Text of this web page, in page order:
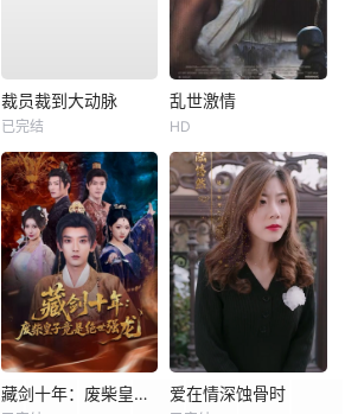
裁员裁到大动脉
已完结
乱世激情
HD
藏剑十年：废柴皇子竟是绝世强龙 爱在情深蚀骨时